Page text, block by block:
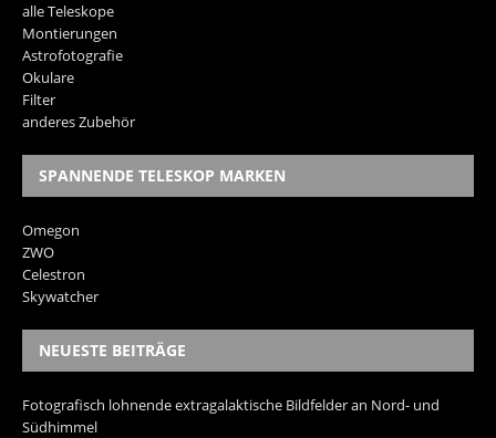
alle Teleskope
Montierungen
Astrofotografie
Okulare
Filter
anderes Zubehör
SPANNENDE TELESKOP MARKEN
Omegon
ZWO
Celestron
Skywatcher
NEUESTE BEITRÄGE
Fotografisch lohnende extragalaktische Bildfelder an Nord- und
Südhimmel